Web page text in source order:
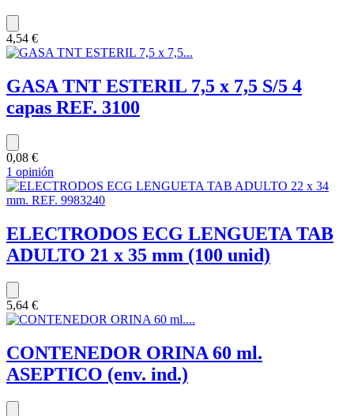
4,54 €
GASA TNT ESTERIL 7,5 x 7,5 S/5 4
capas REF. 3100
0,08 €
1 opinión
ELECTRODOS ECG LENGUETA TAB
ADULTO 21 x 35 mm (100 unid)
5,64 €
CONTENEDOR ORINA 60 ml.
ASEPTICO (env. ind.)